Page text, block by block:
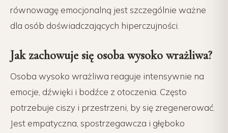
równowagę emocjonalną jest szczególnie ważne
dla osób doświadczających hiperczujności.
Jak zachowuje się osoba wysoko wrażliwa?
Osoba wysoko wrażliwa reaguje intensywnie na
emocje, dźwięki i bodźce z otoczenia. Często
potrzebuje ciszy i przestrzeni, by się zregenerować.
Jest empatyczna, spostrzegawcza i głęboko